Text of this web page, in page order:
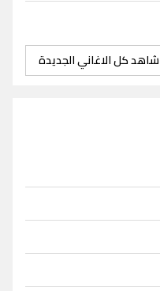
شاهد كل الاغاني الجديدة